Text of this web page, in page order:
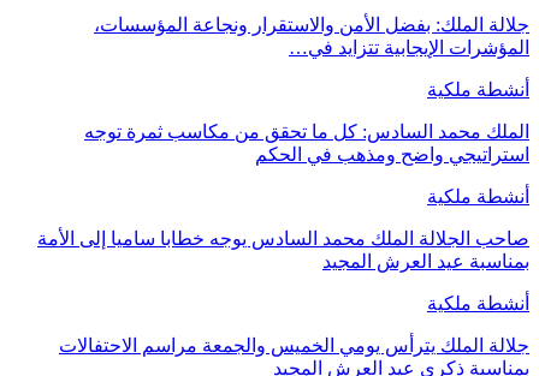
جلالة الملك: بفضل الأمن والاستقرار ونجاعة المؤسسات،
المؤشرات الإيجابية تتزايد في…
أنشطة ملكية
الملك محمد السادس: كل ما تحقق من مكاسب ثمرة توجه
استراتيجي واضح ومذهب في الحكم
أنشطة ملكية
صاحب الجلالة الملك محمد السادس يوجه خطابا ساميا إلى الأمة
بمناسبة عيد العرش المجيد
أنشطة ملكية
جلالة الملك يترأس يومي الخميس والجمعة مراسم الاحتفالات
بمناسبة ذكرى عيد العرش المجيد